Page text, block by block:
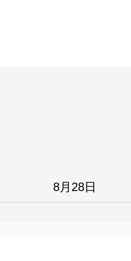
8月28日